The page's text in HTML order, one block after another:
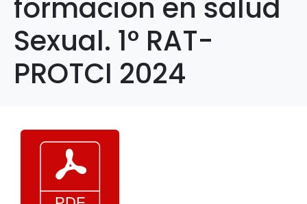
formacion en salud
Sexual. 1° RAT-
PROTCI 2024